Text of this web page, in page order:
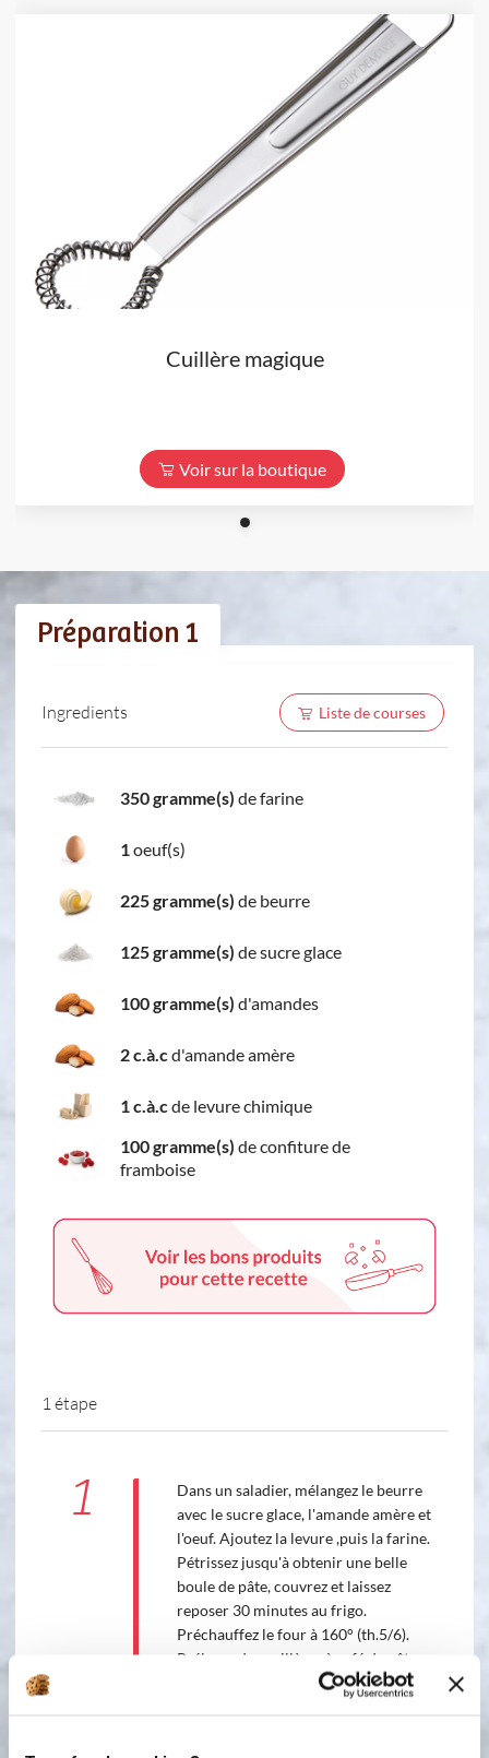
Cuillère magique
Voir sur la boutique
Préparation 1
Ingredients Liste de courses
350 gramme(s) de farine
1oeuf(s)
225 gramme(s) de beurre
125 gramme(s) de sucre glace
100 gramme(s) d'amandes
2 c.à.cd'amande amère
1 c.à.cde levure chimique
100 gramme(s) de confiture de
framboise
1 étape
1
Dans un saladier, mélangez le beurre
avec le sucre glace, l'amande amère et
l'oeuf. Ajoutez la levure ,puis la farine.
Pétrissez jusqu'à obtenir une belle
boule de pâte, couvrez et laissez
reposer 30 minutes au frigo.
Préchauffez le four à 160° (th.5/6).
Prélevez des cuillères à café de pâte
pour façonner des boudins, en